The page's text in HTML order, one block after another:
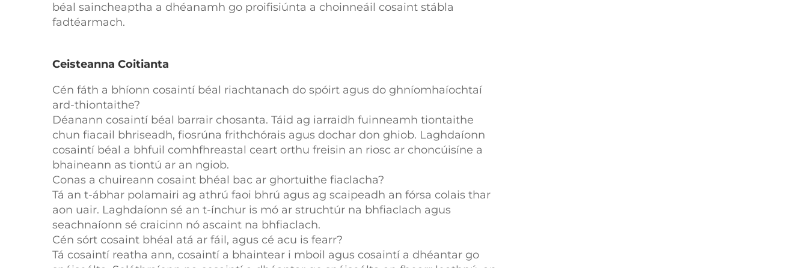
béal saincheaptha a dhéanamh go proifisiúnta a choinneáil cosaint stábla
fadtéarmach.
Ceisteanna Coitianta
Cén fáth a bhíonn cosaintí béal riachtanach do spóirt agus do ghníomhaíochtaí
ard-thiontaithe?
Déanann cosaintí béal barrair chosanta. Táid ag iarraidh fuinneamh tiontaithe
chun fiacail bhriseadh, fiosrúna frithchórais agus dochar don ghiob. Laghdaíonn
cosaintí béal a bhfuil comhfhreastal ceart orthu freisin an riosc ar choncúisíne a
bhaineann as tiontú ar an ngiob.
Conas a chuireann cosaint bhéal bac ar ghortuithe fiaclacha?
Tá an t-ábhar polamairi ag athrú faoi bhrú agus ag scaipeadh an fórsa colais thar
aon uair. Laghdaíonn sé an t-ínchur is mó ar struchtúr na bhfiaclach agus
seachnaíonn sé craicinn nó ascaint na bhfiaclach.
Cén sórt cosaint bhéal atá ar fáil, agus cé acu is fearr?
Tá cosaintí reatha ann, cosaintí a bhaintear i mboil agus cosaintí a dhéantar go